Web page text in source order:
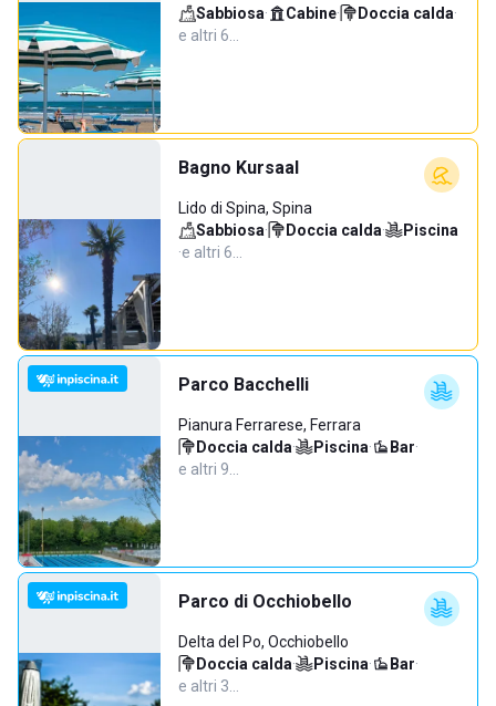
Sabbiosa· Cabine· Doccia calda·
e altri 6…
Bagno Kursaal
Lido di Spina, Spina
Sabbiosa· Doccia calda·
Piscina
·e altri 6…
Parco Bacchelli
Pianura Ferrarese, Ferrara
Doccia calda· Piscina· Bar·
e altri 9…
Parco di Occhiobello
Delta del Po, Occhiobello
Doccia calda· Piscina· Bar·
e altri 3…